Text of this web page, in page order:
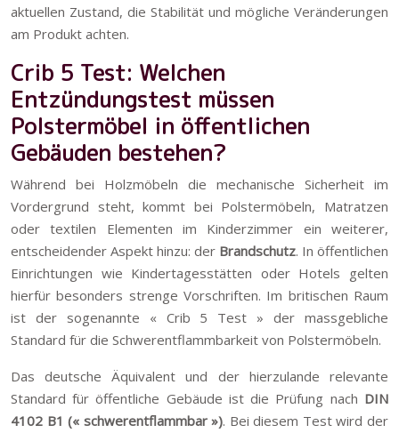
aktuellen Zustand, die Stabilität und mögliche Veränderungen
am Produkt achten.
Crib 5 Test: Welchen
Entzündungstest müssen
Polstermöbel in öffentlichen
Gebäuden bestehen?
Während bei Holzmöbeln die mechanische Sicherheit im
Vordergrund steht, kommt bei Polstermöbeln, Matratzen
oder textilen Elementen im Kinderzimmer ein weiterer,
entscheidender Aspekt hinzu: der Brandschutz. In öffentlichen
Einrichtungen wie Kindertagesstätten oder Hotels gelten
hierfür besonders strenge Vorschriften. Im britischen Raum
ist der sogenannte « Crib 5 Test » der massgebliche
Standard für die Schwerentflammbarkeit von Polstermöbeln.
Das deutsche Äquivalent und der hierzulande relevante
Standard für öffentliche Gebäude ist die Prüfung nach DIN
4102 B1 (« schwerentflammbar »). Bei diesem Test wird der